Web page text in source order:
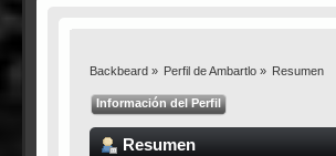
Backbeard» Perfil de Ambartlo» Resumen
Información del Perfil
Resumen